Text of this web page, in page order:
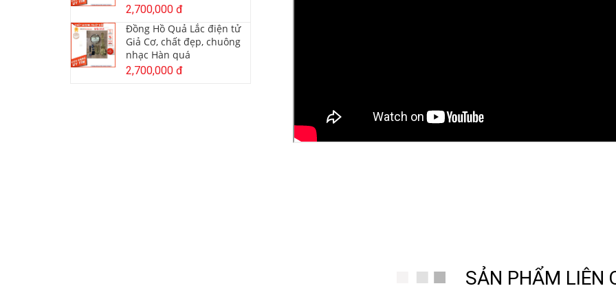
SẢN PHẨM LIÊN
2,700,000 đ
Đồng Hồ Quả Lắc điện tử
Giả Cơ, chất đẹp, chuông
nhạc Hàn quá
2,700,000 đ